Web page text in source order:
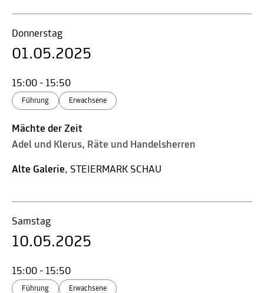
Donnerstag
01.05.2025
15:00 - 15:50
Führung Erwachsene
Mächte der Zeit
Adel und Klerus, Räte und Handelsherren
Alte Galerie, STEIERMARK SCHAU
Samstag
10.05.2025
15:00 - 15:50
Führung Erwachsene